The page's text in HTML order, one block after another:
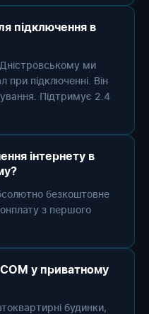
підключення в
ми
при підключенні. Він
Підтримує 2.4
інтернету в
безкоштовне
з першого
у приватному
будинки,